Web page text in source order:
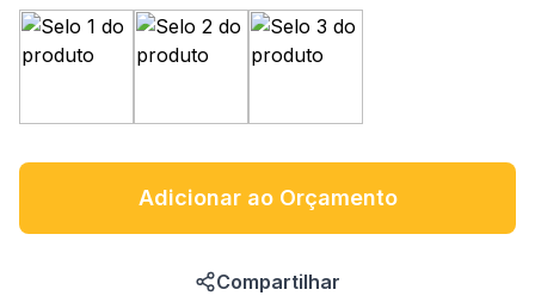
Adicionar ao Orçamento
Compartilhar